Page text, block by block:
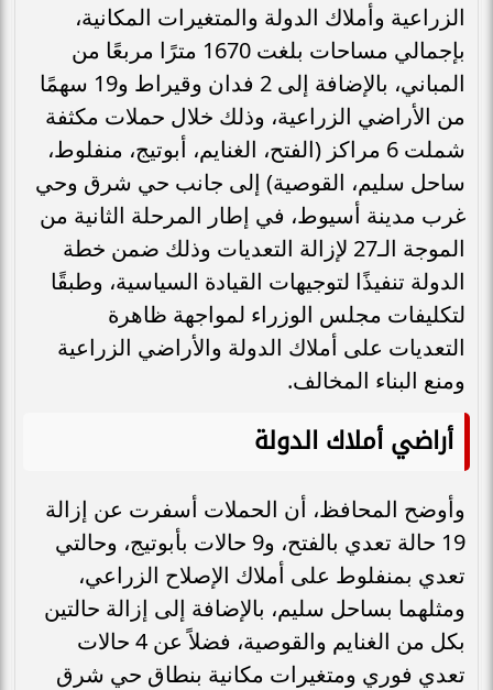
الزراعية وأملاك الدولة والمتغيرات المكانية،
بإجمالي مساحات بلغت 1670 مترًا مربعًا من
المباني، بالإضافة إلى 2 فدان وقيراط و19 سهمًا
من الأراضي الزراعية، وذلك خلال حملات مكثفة
شملت 6 مراكز (الفتح، الغنايم، أبوتيج، منفلوط،
ساحل سليم، القوصية) إلى جانب حي شرق وحي
غرب مدينة أسيوط، في إطار المرحلة الثانية من
الموجة الـ27 لإزالة التعديات وذلك ضمن خطة
الدولة تنفيذًا لتوجيهات القيادة السياسية، وطبقًا
لتكليفات مجلس الوزراء لمواجهة ظاهرة
التعديات على أملاك الدولة والأراضي الزراعية
ومنع البناء المخالف.
أراضي أملاك الدولة
وأوضح المحافظ، أن الحملات أسفرت عن إزالة
19 حالة تعدي بالفتح، و9 حالات بأبوتيج، وحالتي
تعدي بمنفلوط على أملاك الإصلاح الزراعي،
ومثلهما بساحل سليم، بالإضافة إلى إزالة حالتين
بكل من الغنايم والقوصية، فضلاً عن 4 حالات
تعدي فوري ومتغيرات مكانية بنطاق حي شرق